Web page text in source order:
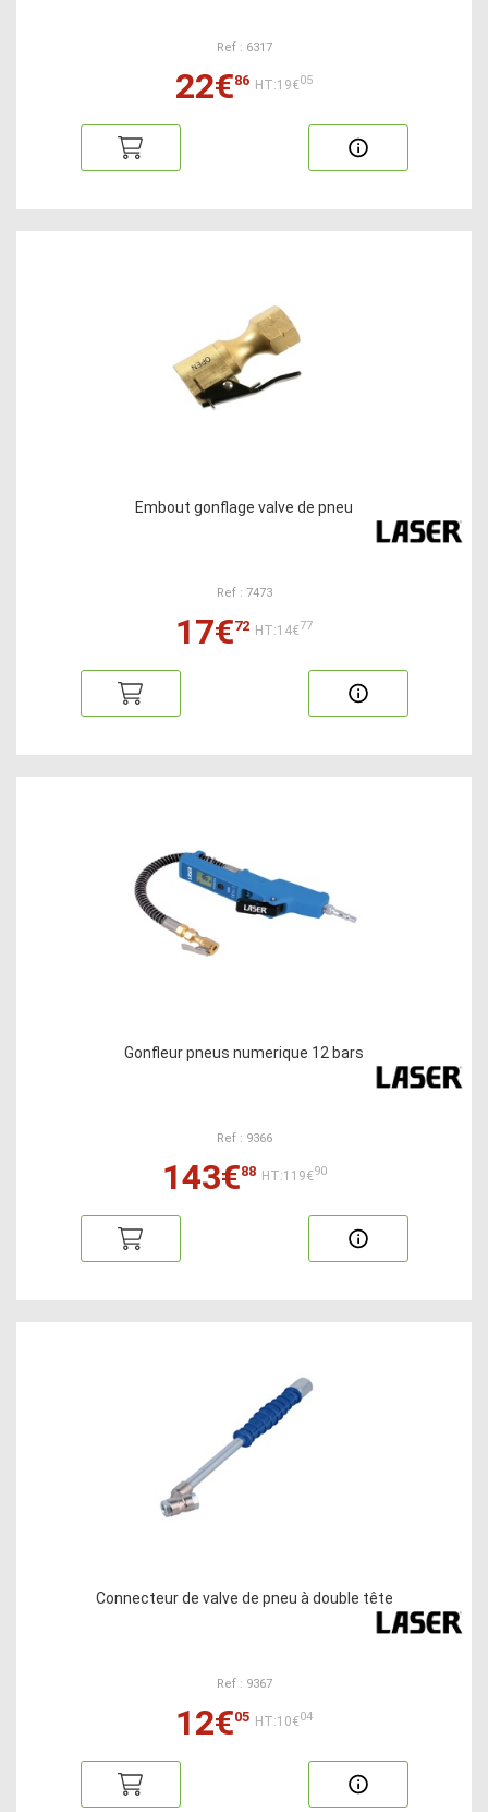
Ref : 6317
22€86 HT:19€05
Embout gonflage valve de pneu
Ref : 7473
17€72 HT:14€77
Gonfleur pneus numerique 12 bars
Ref : 9366
143€88 HT:119€90
Connecteur de valve de pneu à double tête
Ref : 9367
12€05 HT:10€04